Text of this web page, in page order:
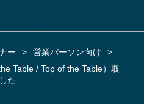
ー
営業パーソン向け
Table / Top of the Table）取
た